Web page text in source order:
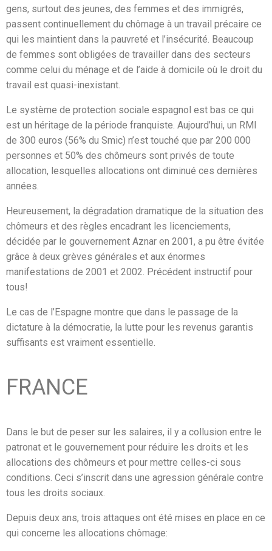
gens, surtout des jeunes, des femmes et des immigrés,
passent continuellement du chômage à un travail précaire ce
qui les maintient dans la pauvreté et l’insécurité. Beaucoup
de femmes sont obligées de travailler dans des secteurs
comme celui du ménage et de l’aide à domicile où le droit du
travail est quasi-inexistant.
Le système de protection sociale espagnol est bas ce qui
est un héritage de la période franquiste. Aujourd’hui, un RMI
de 300 euros (56% du Smic) n’est touché que par 200 000
personnes et 50% des chômeurs sont privés de toute
allocation, lesquelles allocations ont diminué ces dernières
années.
Heureusement, la dégradation dramatique de la situation des
chômeurs et des règles encadrant les licenciements,
décidée par le gouvernement Aznar en 2001, a pu être évitée
grâce à deux grèves générales et aux énormes
manifestations de 2001 et 2002. Précédent instructif pour
tous!
Le cas de l’Espagne montre que dans le passage de la
dictature à la démocratie, la lutte pour les revenus garantis
suffisants est vraiment essentielle.
FRANCE
Dans le but de peser sur les salaires, il y a collusion entre le
patronat et le gouvernement pour réduire les droits et les
allocations des chômeurs et pour mettre celles-ci sous
conditions. Ceci s’inscrit dans une agression générale contre
tous les droits sociaux.
Depuis deux ans, trois attaques ont été mises en place en ce
qui concerne les allocations chômage: